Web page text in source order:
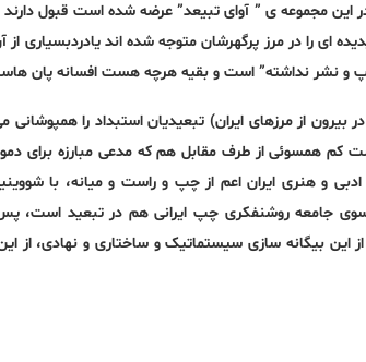
این مجموعه ی ” آوای تبیعد” عرضه شده است قبول
را در مرز پرگهرشان متوجه شده اند یادردبسیاری از
و نشر نداشته” است و بقیه هرچه هست افسانه پان
بیرون از مرزهای ایران) تبعیدیان استبداد را
کم همسوئی از طرف مقابل هم که مدعی مبارزه برای
و هنری ایران اعم از چپ و راست و میانه، با
جامعه روشنفکری چپ ایرانی هم در تبعید است، پس
این بیگانه سازی سیستماتیک و ساختاری و نهادی،